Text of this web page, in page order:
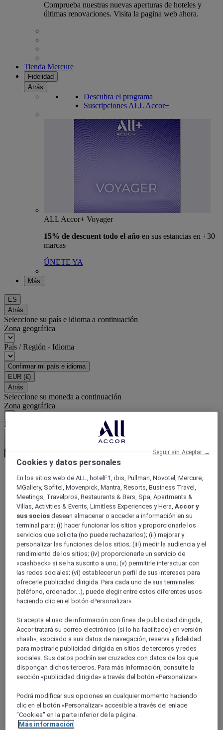
Comprueba nuestras nuevas aperturas de hoteles y
últimas renovaciones. Visita la pagina web ahora.
Tienda Mercure
Fidelidad
Atrás
Descubra el programa
Suscripciones ALL Accor+
ALL Accor+ Voyager
15% de descuent todo el año en sus estancias en +30
marcas
ÚNETE YA
Más
ES
Atrás
Seleccione su país e idioma a continuación
Zona geográfica
País / Región - Idioma
Confirmar mi país e idioma
EUR (€)
Atrás
Seleccione su moneda a continuación
Zona geográfica
Moneda
World
Asia
China
SHANGHAI - municipality
Shanghai
SHANGHÁI, China
Mercure Shanghai Yu Garden On The Bund
Mercure Shanghai Yu Garden se asienta junto al famoso
jardín de Yuyan a 5 minutos a pie de la estación de Yuyuan de
la línea 10 del metro y la estación Laoximen de la línea 8.
Nuestro hotel está situado a 10 minutos en coche de
Cookies y datos personales
En los sitios web de ALL, hotelF1, ibis, Pullman, Novotel, Mercure,
MGallery, Sofitel, Movenpick, Mantra, Resorts, Business Travel,
Meetings, Travelpros, Restaurants & Bars, Spa, Apartments &
Villas, Activities & Events, Limitless Experiences y Hera,Accor y
sus socios desean almacenar o acceder a información en su
terminal para: (i) hacer funcionar los sitios y proporcionarle los
servicios que solicita (no puede rechazarlos); (ii) mejorar y
personalizar las funciones de los sitios; (iii) medir la audiencia y el
rendimiento de los sitios; (iv) proporcionarle un servicio de
«cashback» si se ha suscrito a uno; (v) permitirle interactuar con
las redes sociales; (vi) establecer un perfil de sus intereses para
ofrecerle publicidad dirigida. Para cada uno de sus terminales
(teléfono, ordenador...), puede elegir entre estos diferentes usos
haciendo clic en el botón «Personalizar».
Si acepta el uso de información con fines de publicidad dirigida,
Accor tratará su correo electrónico (si lo ha facilitado) en versión
«hash», asociado a sus datos de navegación, reserva y fidelidad
para mostrarle publicidad dirigida en sitios de terceros y redes
sociales. Sus datos podrán ser cruzados con datos de los que
dispongan dichos terceros. Para más información, consulte la
sección «publicidad dirigida» a través del botón «Personalizar».
Podrá modificar sus opciones en cualquier momento haciendo
clic en el botón «Personalizar» accesible a través del enlace
"Cookies" en la parte inferior de la página.
Más información
Seguir sin Aceptar →